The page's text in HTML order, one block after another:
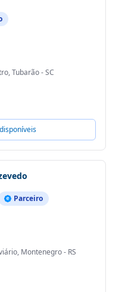
Tubarão - SC
Parceiro
Montenegro - RS